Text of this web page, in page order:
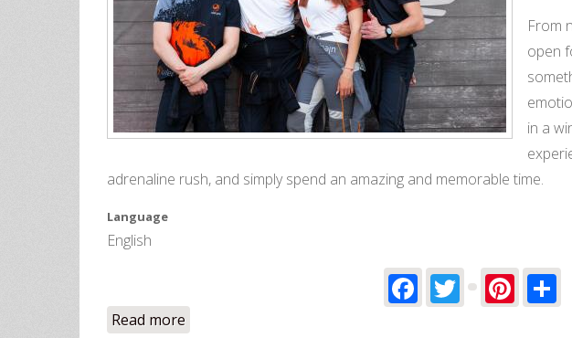
From
open
in a
adrenaline rush, and simply spend an amazing and memorable time.
Language
English
Facebook
Twitter
Read more